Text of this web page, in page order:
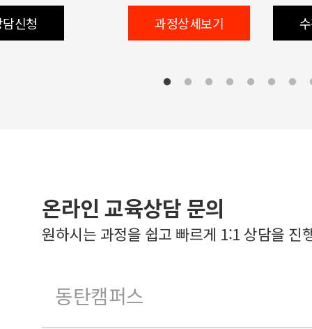
신청 과정상세보기
온라인 교육상담 문의
원하시는 과정을 쉽고 빠르게 1:1 상담을 진